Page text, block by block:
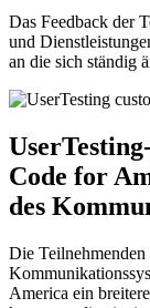
Das Feedback der
und
an die sich ständig
Code for
des
Die
America ein